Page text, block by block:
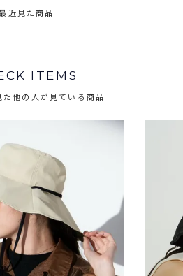
近見た商品
ITEMS
た他の人が見ている商品